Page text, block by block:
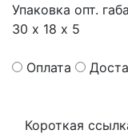
Упаковка опт.
30 х 18 х 5
Оплата
Короткая